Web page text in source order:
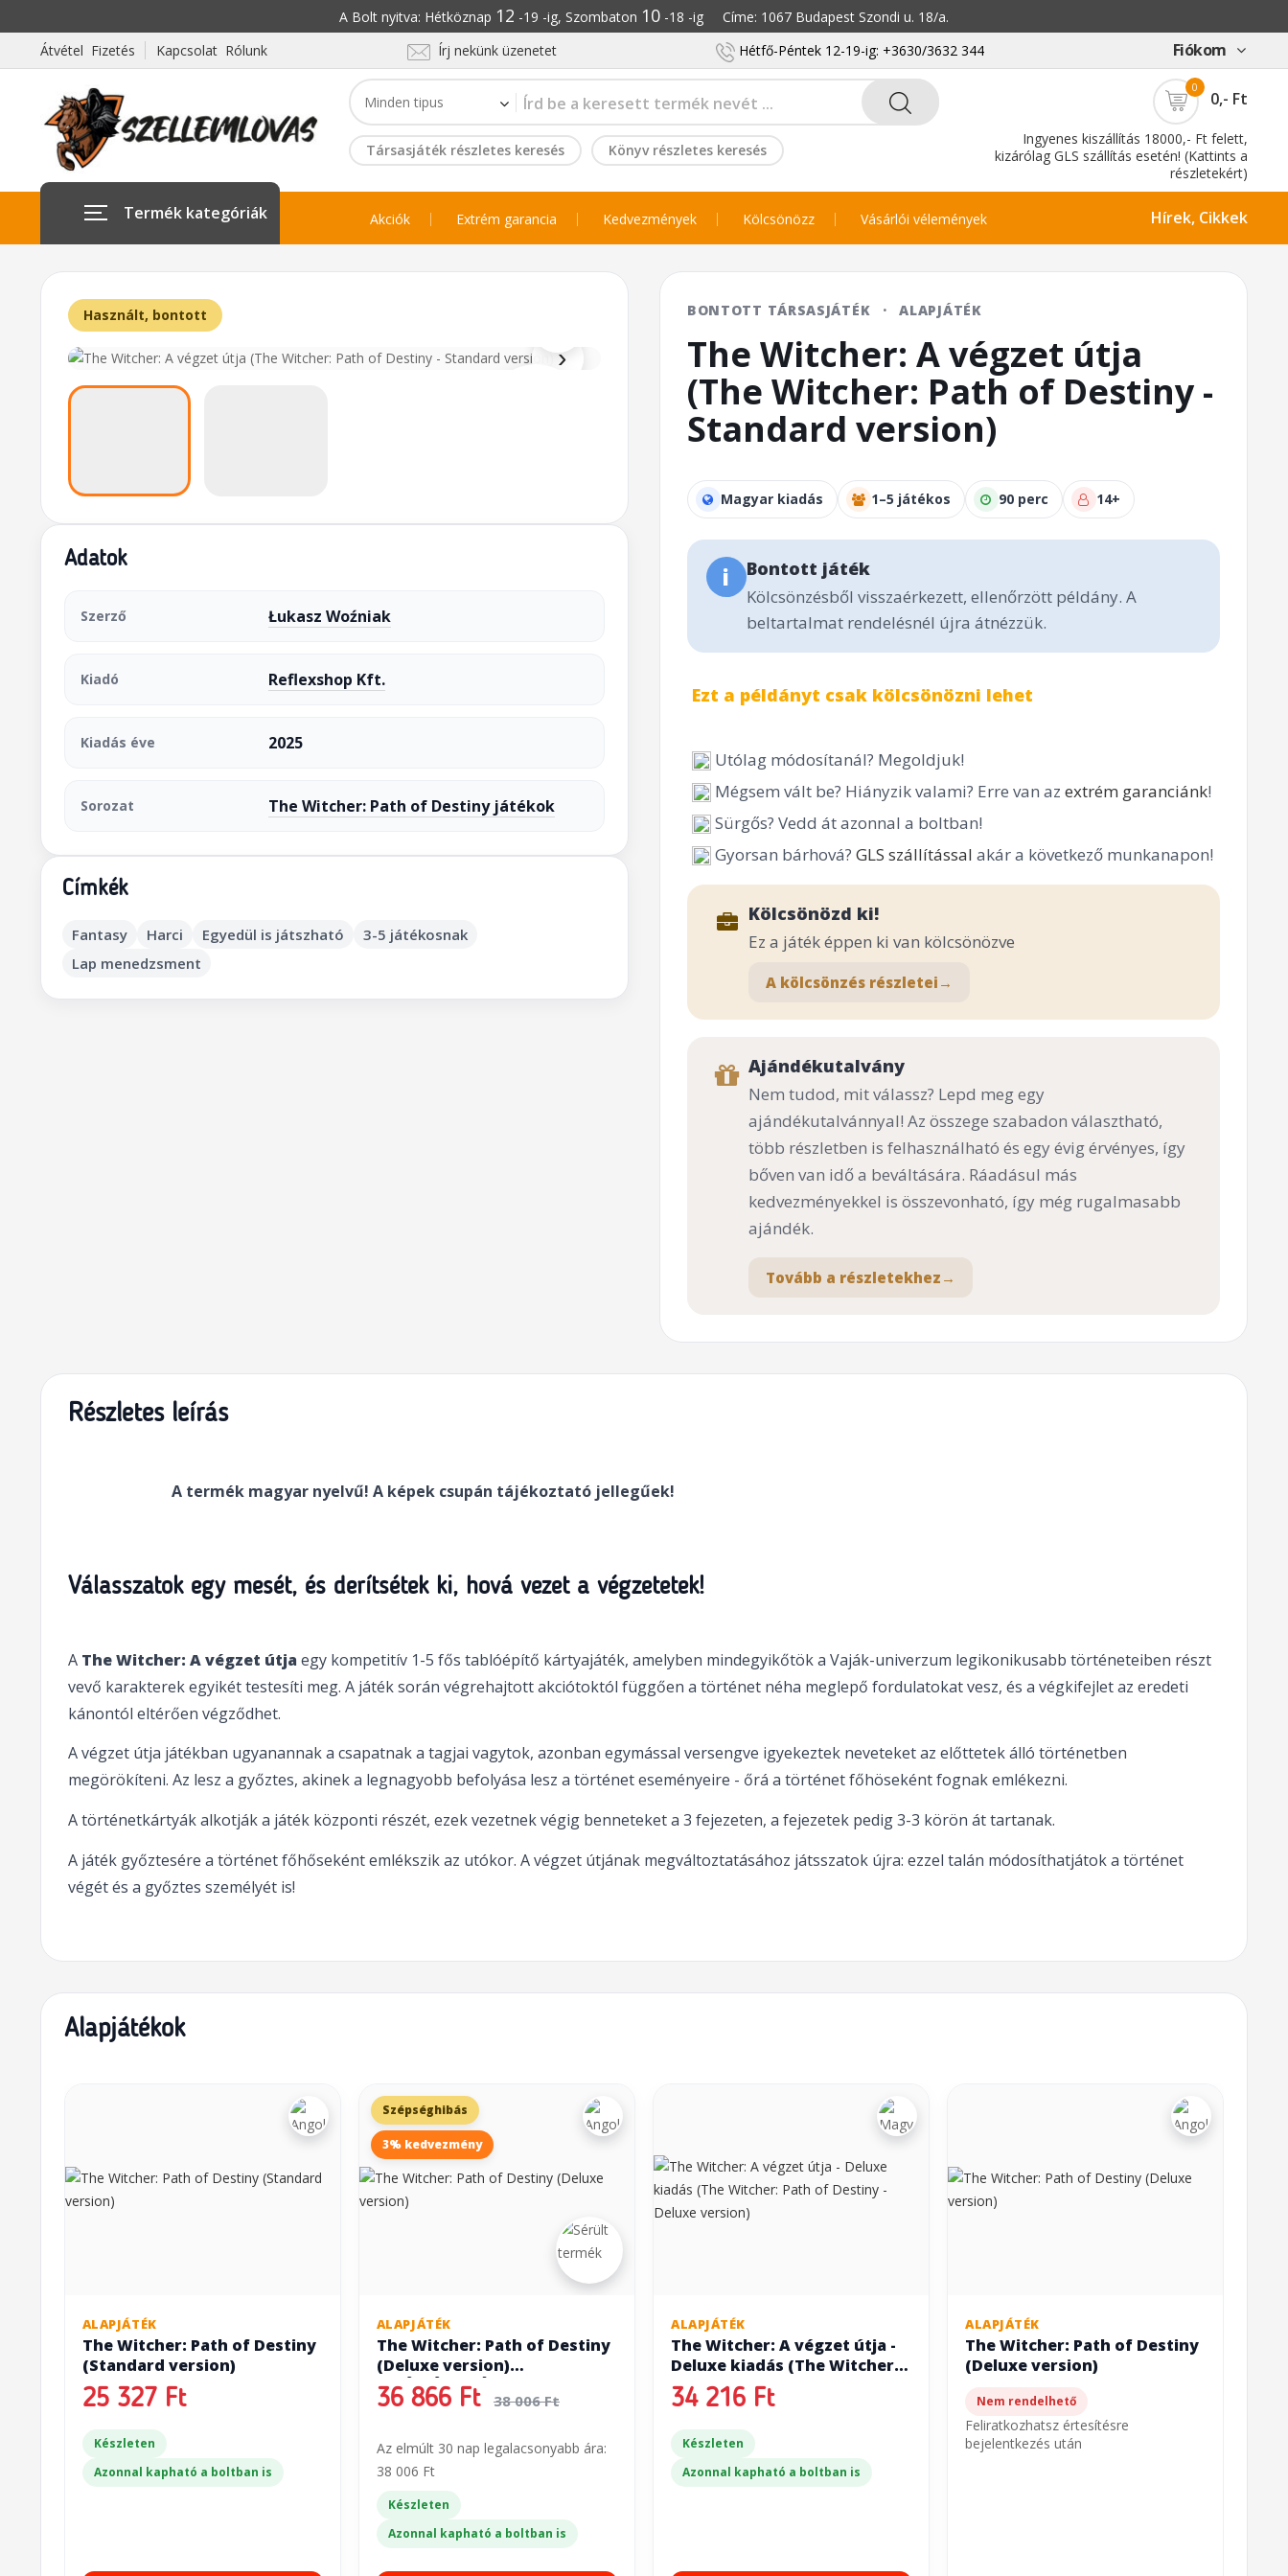
A Bolt nyitva: Hétköznap 12 -19 -ig, Szombaton 10-18 -ig Címe: 1067 Budapest Szondi u. 18/a.
Átvétel Fizetés
Kapcsolat Rólunk Írj nekünk üzenetet Hétfő-Péntek 12-19-ig: +3630/3632 344 Fiókom
Társasjáték részletes keresés Könyv részletes keresés
0
0,- Ft
Ingyenes kiszállítás 18000,- Ft felett,
kizárólag GLS szállítás esetén! (Kattints a
részletekért)
Termék kategóriák Akciók Extrém garancia Kedvezmények Kölcsönözz Vásárlói vélemények Hírek, Cikkek
Használt, bontott
›
Adatok
Szerző Łukasz Woźniak
Kiadó Reflexshop Kft.
Kiadás éve 2025
Sorozat The Witcher: Path of Destiny játékok
Címkék
Fantasy Harci Egyedül is játszható
3-5 játékosnak
Lap menedzsment
BONTOTT TÁRSASJÁTÉK · ALAPJÁTÉK
The Witcher: A végzet útja
(The Witcher: Path of Destiny -
Standard version)
Magyar kiadás 1–5 játékos 90 perc 14+
i Bontott játék
Kölcsönzésből visszaérkezett, ellenőrzött példány. A
beltartalmat rendelésnél újra átnézzük.
Ezt a példányt csak kölcsönözni lehet
Utólag módosítanál? Megoldjuk!
Mégsem vált be? Hiányzik valami? Erre van az extrém garanciánk!
Sürgős? Vedd át azonnal a boltban!
Gyorsan bárhová? GLS szállítással akár a következő munkanapon!
Kölcsönözd ki!
Ez a játék éppen ki van kölcsönözve
A kölcsönzés részletei →
Ajándékutalvány
Nem tudod, mit válassz? Lepd meg egy
ajándékutalvánnyal! Az összege szabadon választható,
több részletben is felhasználható és egy évig érvényes, így
bőven van idő a beváltására. Ráadásul más
kedvezményekkel is összevonható, így még rugalmasabb
ajándék.
Tovább a részletekhez →
Részletes leírás
Válasszatok egy mesét, és derítsétek ki, hová vezet a végzetetek!
A The Witcher: A végzet útja egy kompetitív 1-5 fős tablóépítő kártyajáték, amelyben mindegyikőtök a Vaják-univerzum legikonikusabb történeteiben részt
vevő karakterek egyikét testesíti meg. A játék során végrehajtott akciótoktól függően a történet néha meglepő fordulatokat vesz, és a végkifejlet az eredeti
kánontól eltérően végződhet.
A végzet útja játékban ugyanannak a csapatnak a tagjai vagytok, azonban egymással versengve igyekeztek neveteket az előttetek álló történetben
megörökíteni. Az lesz a győztes, akinek a legnagyobb befolyása lesz a történet eseményeire - őrá a történet főhöseként fognak emlékezni.
A történetkártyák alkotják a játék központi részét, ezek vezetnek végig benneteket a 3 fejezeten, a fejezetek pedig 3-3 körön át tartanak.
A játék győztesére a történet főhőseként emlékszik az utókor. A végzet útjának megváltoztatásához játsszatok újra: ezzel talán módosíthatjátok a történet
végét és a győztes személyét is!
Alapjátékok
ALAPJÁTÉK
The Witcher: Path of Destiny
(Standard version)
25 327 Ft
Készleten
Azonnal kapható a boltban is
Szépséghibás
3% kedvezmény
ALAPJÁTÉK
The Witcher: Path of Destiny
(Deluxe version)
(SZÉPSÉGHIBÁS)
36 866 Ft 38 006 Ft
Az elmúlt 30 nap legalacsonyabb ára:
38 006 Ft
Készleten
Azonnal kapható a boltban is
ALAPJÁTÉK
The Witcher: A végzet útja -
Deluxe kiadás (The Witcher:
Path of Destiny - Deluxe
version)
34 216 Ft
Készleten
Azonnal kapható a boltban is
ALAPJÁTÉK
The Witcher: Path of Destiny
(Deluxe version)
Nem rendelhető
Feliratkozhatsz értesítésre
bejelentkezés után